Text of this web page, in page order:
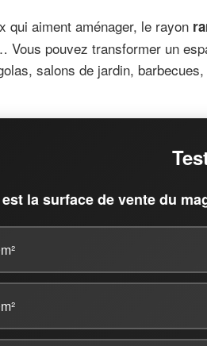
qui aiment aménager, le rayon
Vous pouvez transformer un
salons de jardin,
la surface de vente du